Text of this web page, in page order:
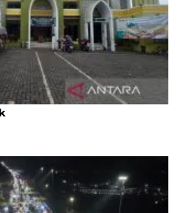
manfaatkan layanan